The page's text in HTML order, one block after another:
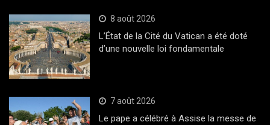
8 août 2026
L’État de la Cité du Vatican a été doté
d’une nouvelle loi fondamentale
7 août 2026
Le pape a célébré à Assise la messe de